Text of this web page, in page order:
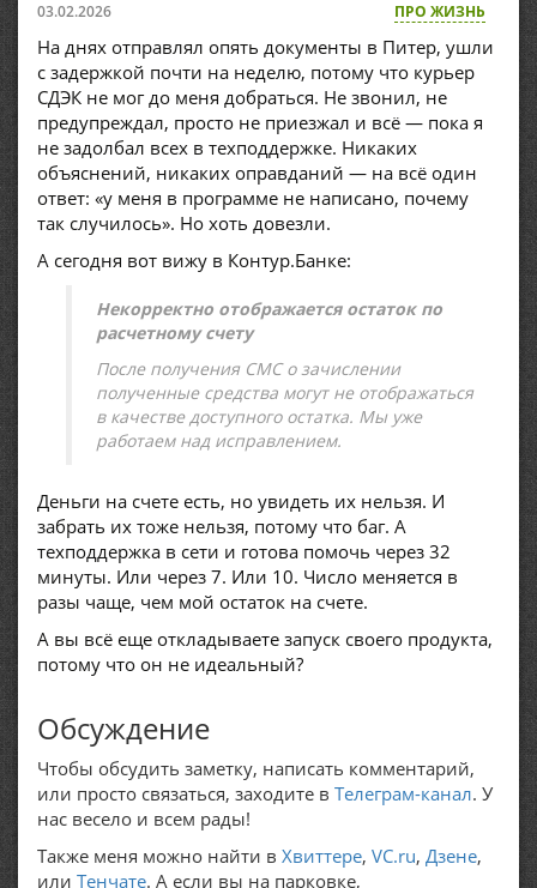
03.02.2026 ПРО ЖИЗНЬ
На днях отправлял опять документы в Питер, ушли
с задержкой почти на неделю, потому что курьер
СДЭК не мог до меня добраться. Не звонил, не
предупреждал, просто не приезжал и всё — пока я
не задолбал всех в техподдержке. Никаких
объяснений, никаких оправданий — на всё один
ответ: «у меня в программе не написано, почему
так случилось». Но хоть довезли.
А сегодня вот вижу в Контур.Банке:
Некорректно отображается остаток по
расчетному счету
После получения СМС о зачислении
полученные средства могут не отображаться
в качестве доступного остатка. Мы уже
работаем над исправлением.
Деньги на счете есть, но увидеть их нельзя. И
забрать их тоже нельзя, потому что баг. А
техподдержка в сети и готова помочь через 32
минуты. Или через 7. Или 10. Число меняется в
разы чаще, чем мой остаток на счете.
А вы всё еще откладываете запуск своего продукта,
потому что он не идеальный?
Обсуждение
Чтобы обсудить заметку, написать комментарий,
или просто связаться, заходите в Телеграм-канал. У
нас весело и всем рады!
Также меня можно найти в Хвиттере, VC.ru, Дзене,
или Тенчате. А если вы на парковке,